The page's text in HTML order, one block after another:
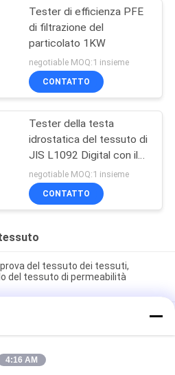
Tester di efficienza PFE
di filtrazione del
particolato 1KW
negotiable MOQ:1 insieme
CONTATTO
Tester della testa
idrostatica del tessuto di
JIS L1092 Digital con il
touch screen LCD
negotiable MOQ:1 insieme
CONTATTO
del tessuto dei tessuti,
del tessuto di permeabilità
di permeabilità all'aria del
e nessun'ossidazione
di tessuti non tessuti
bordo Attrezzature per l'ispezione
4:16 AM